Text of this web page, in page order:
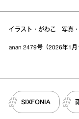
イラスト・がわこ 写真
anan 2479号（2026年1月
SIXFONIA